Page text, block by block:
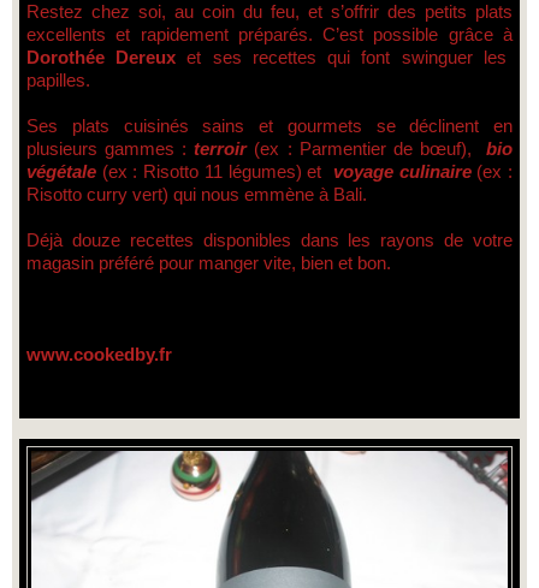
Restez chez soi, au coin du feu, et s’offrir des petits plats
excellents et rapidement préparés. C’est possible grâce à
Dorothée Dereuxet ses recettes qui font swinguer les
papilles.
Ses plats cuisinés sains et gourmets se déclinent en
plusieurs gammes :terroir(ex : Parmentier de bœuf),
bio
végétale (ex : Risotto 11 légumes) et voyage culinaire(ex :
Risotto curry vert) qui nous emmène à Bali.
Déjà douze recettes disponibles dans les rayons de votre
magasin préféré pour manger vite, bien et bon.
www.cookedby.fr